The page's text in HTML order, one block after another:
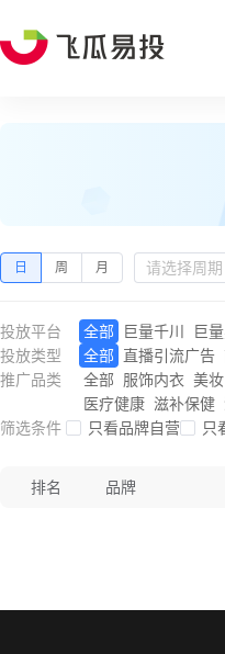
日 周 月
投放平台 全部 巨量千川 巨
投放类型
全部 直播引流广告
推广品类
全部 服饰内衣 美妆
医疗健康 滋补保健
筛选条件
只看品牌自营 只
排名 品牌